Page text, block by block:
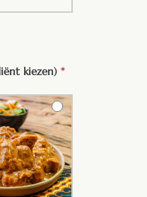
kiezen) *